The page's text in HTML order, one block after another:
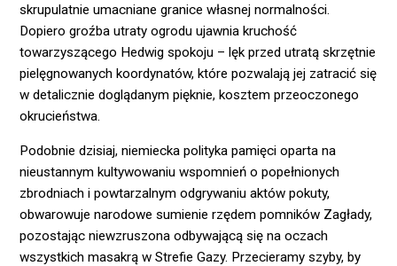
skrupulatnie umacniane granice własnej normalności.
Dopiero groźba utraty ogrodu ujawnia kruchość
towarzyszącego Hedwig spokoju – lęk przed utratą skrzętnie
pielęgnowanych koordynatów, które pozwalają jej zatracić się
w detalicznie doglądanym pięknie, kosztem przeoczonego
okrucieństwa.
Podobnie dzisiaj, niemiecka polityka pamięci oparta na
nieustannym kultywowaniu wspomnień o popełnionych
zbrodniach i powtarzalnym odgrywaniu aktów pokuty,
obwarowuje narodowe sumienie rzędem pomników Zagłady,
pozostając niewzruszona odbywającą się na oczach
wszystkich masakrą w Strefie Gazy. Przecieramy szyby, by